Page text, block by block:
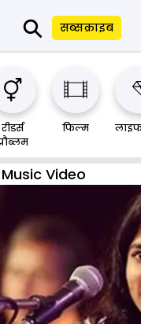
⚲ सब्सक्राइब
रीडर्स
फिल्म
Video